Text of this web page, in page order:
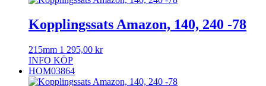
Kopplingssats Amazon, 140, 240 -78
215mm 1 295,00 kr
INFO KÖP
HOM03864